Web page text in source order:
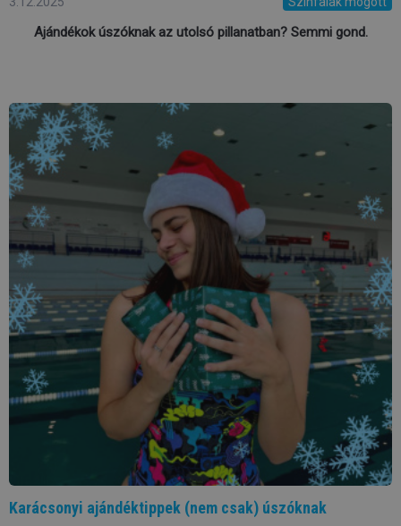
Ajándékok úszóknak az utolsó pillanatban? Semmi gond.
Karácsonyi ajándéktippek (nem csak) úszóknak